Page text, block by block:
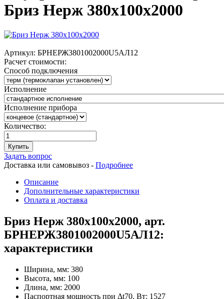
Бриз Нерж 380х100х2000
Артикул: БРНЕРЖ3801002000U5АЛ12
Расчет стоимости:
Способ подключения
Исполнение
Исполнение прибора
Количество:
Купить
Задать вопрос
Доставка или самовывоз - Подробнее
Описание
Дополнительные характеристики
Оплата и доставка
Бриз Нерж 380х100х2000, арт.
БРНЕРЖ3801002000U5АЛ12:
характеристики
Ширина, мм: 380
Высота, мм: 100
Длина, мм: 2000
Паспортная мощность при Δt70, Вт: 1527